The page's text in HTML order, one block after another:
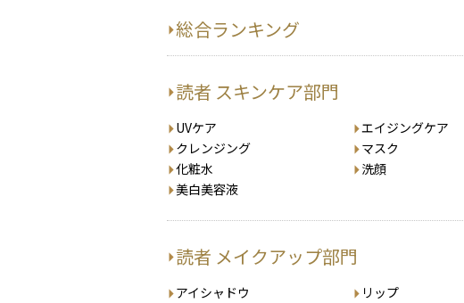
総合ランキング
読者 スキンケア部門
UVケア エイジングケア
クレンジング
マスク
化粧水
洗顔
美白美容液
読者 メイクアップ部門
アイシャドウ リップ